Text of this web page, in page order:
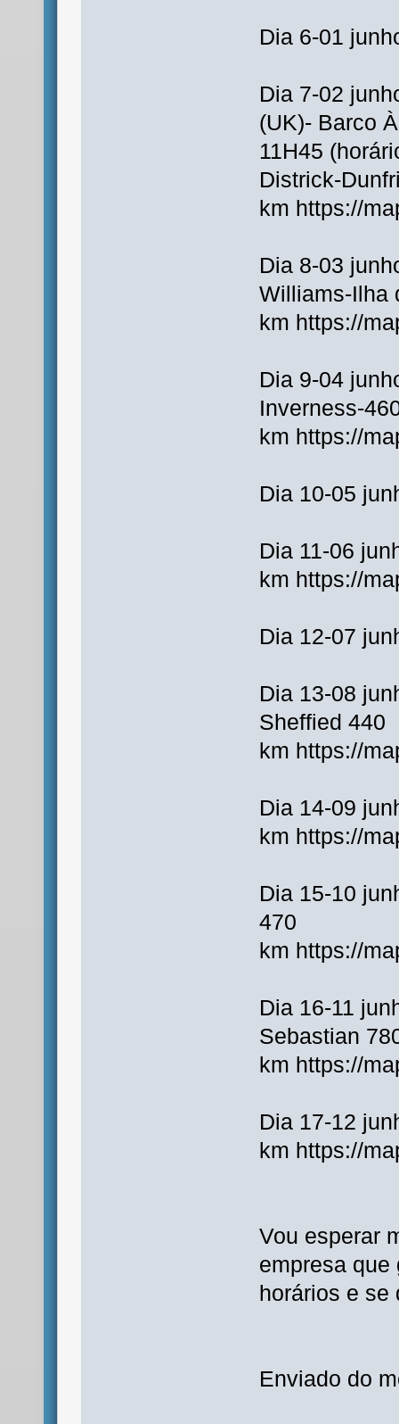
Dia 6-01
Dia 7-02
(UK)- Barco
11H45
Districk-
km https://
Dia 8-03
Williams-Ilha
km https://
Dia 9-04
Inverness-
km https://
Dia 10-05
Dia 11-06
km https://
Dia 12-07
Dia 13-08
Sheffied 440
km https://
Dia 14-09
km https://
Dia 15-10
470
km https://
Dia 16-11
Sebastian
km https://
Dia 17-12
km https://
Vou esperar
empresa que
horários e se
Enviado do